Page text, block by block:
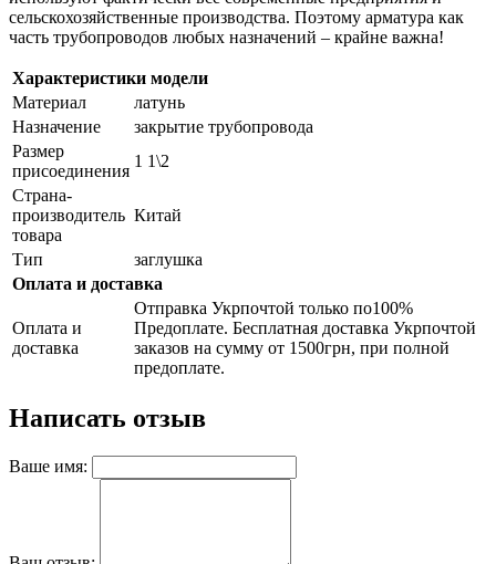
сельскохозяйственные производства. Поэтому арматура как
часть трубопроводов любых назначений – крайне важна!
Характеристики модели
Материал
латунь
Назначение
закрытие трубопровода
Размер
присоединения
1 1\2
Страна-
производитель
товара
Китай
Тип
заглушка
Оплата и доставка
Оплата и
доставка
Отправка Укрпочтой только по100%
Предоплате. Бесплатная доставка Укрпочтой
заказов на сумму от 1500грн, при полной
предоплате.
Написать отзыв
Ваше имя: